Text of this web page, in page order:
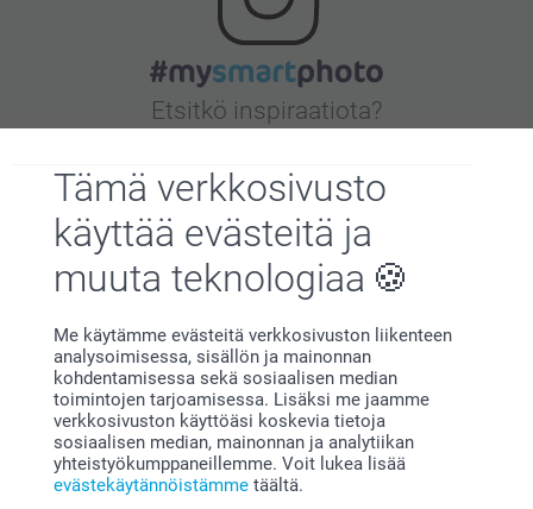
Tämä verkkosivusto
käyttää evästeitä ja
muuta teknologiaa
Me käytämme evästeitä verkkosivuston liikenteen
analysoimisessa, sisällön ja mainonnan
kohdentamisessa sekä sosiaalisen median
toimintojen tarjoamisessa. Lisäksi me jaamme
verkkosivuston käyttöäsi koskevia tietoja
sosiaalisen median, mainonnan ja analytiikan
yhteistyökumppaneillemme. Voit lukea lisää
evästekäytännöistämme täältä.
Etsitkö inspiraatiota?
Tilaa uutiskirje
Kirjoita sähköpostiosoitteesi tähän